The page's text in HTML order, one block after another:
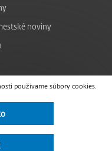
používame súbory cookies.
noviny